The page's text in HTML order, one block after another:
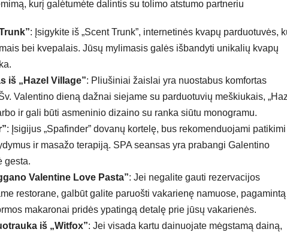
kurį galėtumėte dalintis su tolimo atstumo partneriu
: Įsigykite iš „Scent Trunk”, internetinės kvapų parduotuvės,
bei kvepalais. Jūsų mylimasis galės išbandyti unikalių kvapų
iš „Hazel Village”: Pliušiniai žaislai yra nuostabus komfortas
Valentino dieną dažnai siejame su parduotuvių meškiukais,
ir gali būti asmeninio dizaino su ranka siūtu monogramu.
: Įsigijus „Spafinder” dovanų kortelę, bus rekomenduojami patikimi
ir masažo terapiją. SPA seansas yra prabangi Galentino
gesta.
Valentine Love Pasta”: Jei negalite gauti rezervacijos
restorane, galbūt galite paruošti vakarienę namuose,
makaronai pridės ypatingą detalę prie jūsų vakarienės.
iš „Witfox”: Jei visada kartu dainuojate mėgstamą dainą,